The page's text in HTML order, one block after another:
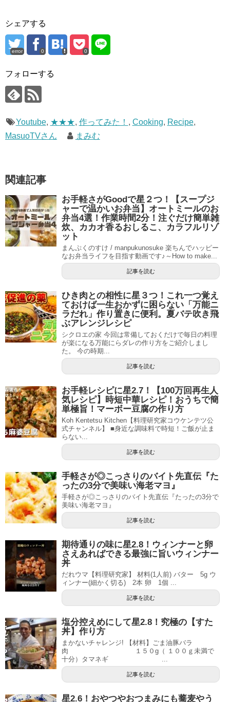
シェアする
error 0 0
フォローする
Youtube, ★★★, 作ってみた！ , Cooking, Recipe,
MasuoTVさん
まみむ
関連記事
お手軽さがGoodで星２つ！【スープジ
ャーで温かいお弁当】オートミールのお
弁当4選！作業時間2分！注ぐだけ簡単雑
炊、カカオ香るおしるこ、カラフルリゾ
ット
まんぷくのすけ / manpukunosuke 楽ちんでハッピー
なお弁当ライフを目指す動画です♪～How to make...
記事を読む
ひき肉との相性に星３つ！これ一つ覚え
ておけば一生おかずに困らない「万能ニ
ラだれ」作り置きに便利。夏バテ吹き飛
ぶアレンジレシピ
シクロエの家 今回は常備しておくだけで毎日の料理
が楽になる万能にらダレの作り方をご紹介しまし
た。 今の時期...
記事を読む
お手軽レシピに星2.7！【100万回再生人
気レシピ】時短中華レシピ！おうちで簡
単極旨！マーボー豆腐の作り方
Koh Kentetsu Kitchen【料理研究家コウケンテツ公
式チャンネル】 ■身近な調味料で時短！ご飯が止ま
らない...
記事を読む
手軽さが◎こっさりのバイト先直伝『た
ったの3分で美味い海老マヨ』
手軽さが◎こっさりのバイト先直伝『たったの3分で
美味い海老マヨ』
記事を読む
期待通りの味に星2.8！ウィンナーと卵
さえあればできる最強に旨いウィンナー
丼
だれウマ【料理研究家】 材料(1人前) バター 5g ウ
ィンナー(細かく切る) 2本 卵 1個 ...
記事を読む
塩分控えめにして星2.8！究極の【すた
丼】作り方
まかないチャレンジ! 【材料】ごま油豚バラ
肉 １５０g（ １００ｇ未満で
十分）タマネギ ...
記事を読む
星2.6！おやつやおつまみにも蕎麦やう